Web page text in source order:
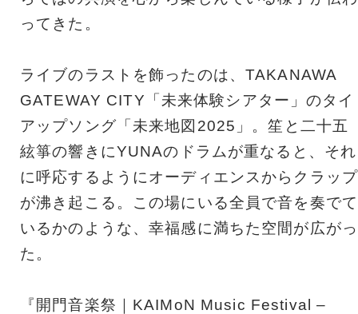
ってきた。
ライブのラストを飾ったのは、TAKANAWA
GATEWAY CITY「未来体験シアター」のタイ
アップソング「未来地図2025」。笙と二十五
絃箏の響きにYUNAのドラムが重なると、それ
に呼応するようにオーディエンスからクラップ
が沸き起こる。この場にいる全員で音を奏でて
いるかのような、幸福感に満ちた空間が広がっ
た。
『開門音楽祭｜KAIMoN Music Festival –